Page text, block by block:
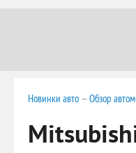
Новинки авто —Обзор